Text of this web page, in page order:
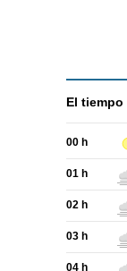
El tiempo
00 h
01 h
02 h
03 h
04 h